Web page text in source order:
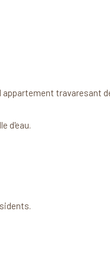
travaresant
d'eau.